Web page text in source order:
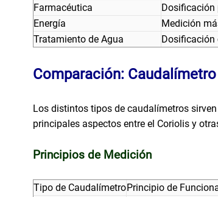
Farmacéutica
Dosificación
Energía
Medición
Tratamiento de Agua
Dosificación
Comparación:
Los distintos tipos de caudalímetros
principales aspectos entre el Coriolis y
Principios de Medición
Tipo de CaudalímetroPrincipio de